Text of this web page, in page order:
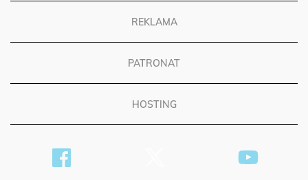
REKLAMA
PATRONAT
HOSTING